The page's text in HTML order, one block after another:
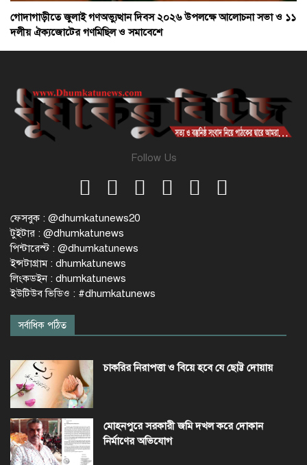
গোদাগাড়ীতে জুলাই গণঅভ্যুত্থান দিবস ২০২৬ উপলক্ষে আলোচনা সভা ও ১১
দলীয় ঐক্যজোটের গণমিছিল ও সমাবেশে
Follow Us
ফেসবুক : @dhumkatunews20
টুইটার : @dhumkatunews
পিন্টারেস্ট : @dhumkatunews
ইন্সটাগ্রাম : dhumkatunews
লিংকডইন : dhumkatunews
ইউটিউব ভিডিও : #dhumkatunews
সর্বাধিক পঠিত
চাকরির নিরাপত্তা ও বিয়ে হবে যে ছোট্ট দোয়ায়
মোহনপুরে সরকারী জমি দখল করে দোকান
নির্মাণের অভিযোগ